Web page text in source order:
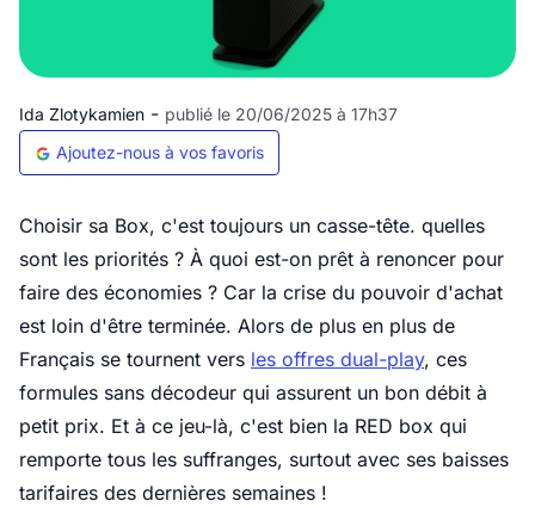
Ida Zlotykamien - publié le 20/06/2025 à 17h37
Ajoutez-nous à vos favoris
Choisir sa Box, c'est toujours un casse-tête. quelles
sont les priorités ? À quoi est-on prêt à renoncer pour
faire des économies ? Car la crise du pouvoir d'achat
est loin d'être terminée. Alors de plus en plus de
Français se tournent vers les offres dual-play, ces
formules sans décodeur qui assurent un bon débit à
petit prix. Et à ce jeu-là, c'est bien la RED box qui
remporte tous les suffranges, surtout avec ses baisses
tarifaires des dernières semaines !